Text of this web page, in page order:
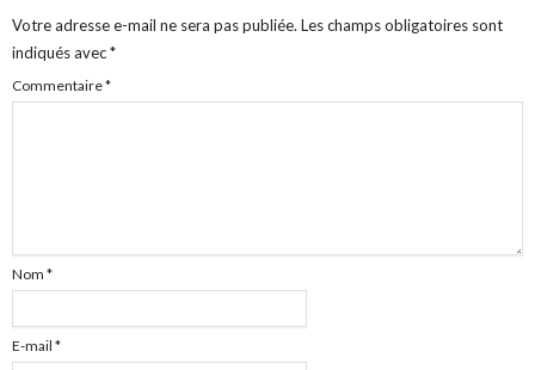
Votre adresse e-mail ne sera pas publiée. Les champs obligatoires sont
indiqués avec*
Commentaire*
Nom *
E-mail *